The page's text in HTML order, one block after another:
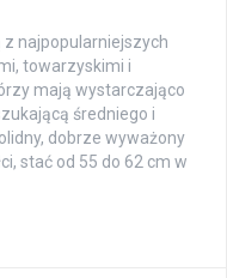
z najpopularniejszych
towarzyskimi i
mają wystarczająco
średniego i
dobrze wyważony
stać od 55 do 62 cm w